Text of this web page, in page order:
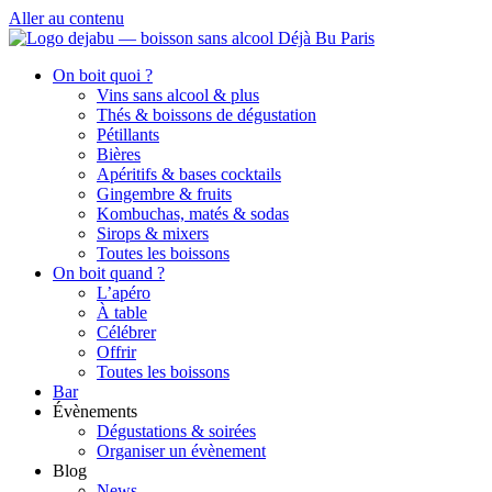
Aller au contenu
On boit quoi ?
Vins sans alcool & plus
Thés & boissons de dégustation
Pétillants
Bières
Apéritifs & bases cocktails
Gingembre & fruits
Kombuchas, matés & sodas
Sirops & mixers
Toutes les boissons
On boit quand ?
L’apéro
À table
Célébrer
Offrir
Toutes les boissons
Bar
Évènements
Dégustations & soirées
Organiser un évènement
Blog